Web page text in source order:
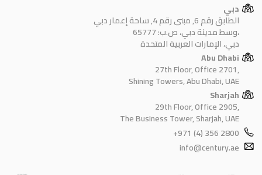
دبي
الطابق رقم 6, مبنى رقم 4, ساحة إعمار دبي
وسط مدينة دبي، ص.ب: 65777،
دبي، الإمارات العربية المتحدة
Abu Dhabi
27th Floor, Office 2701,
Shining Towers, Abu Dhabi, UAE
Sharjah
29th Floor, Office 2905,
The Business Tower, Sharjah, UAE
+971 (4) 356 2800
info@century.ae